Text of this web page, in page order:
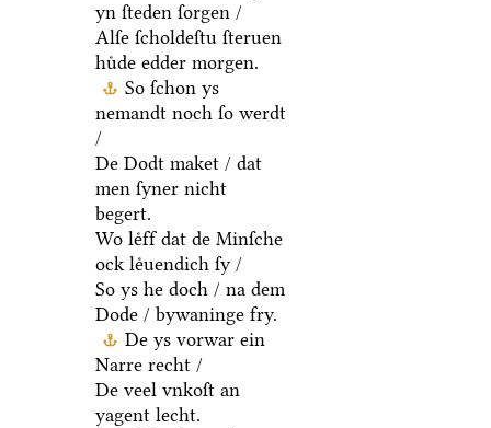
yn ſteden ſorgen /
Alſe ſcholdeſtu ſteruen
huͤde edder morgen.
So ſchon ys
nemandt noch ſo werdt
/
De Dodt maket / dat
men ſyner nicht
begert.
Wo leͤff dat de Minſche
ock leͤuendich ſy /
So ys he doch / na dem
Dode / bywaninge fry.
De ys vorwar ein
Narre recht /
De veel vnkoſt an
yagent lecht.